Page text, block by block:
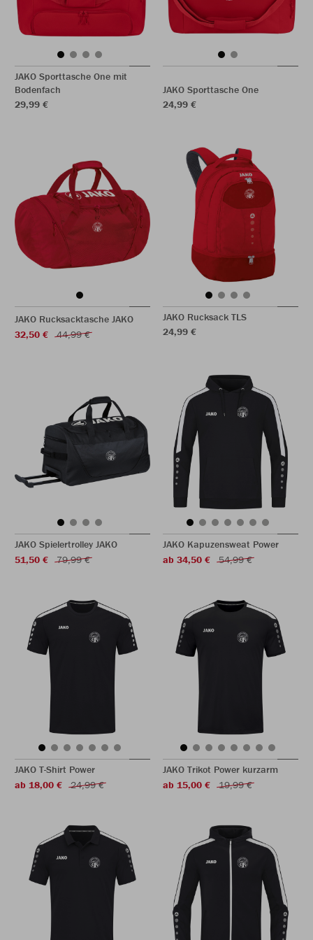
JAKO Sporttasche One mit
Bodenfach
29,99 €
JAKO Sporttasche One
24,99 €
JAKO Rucksacktasche JAKO
32,50 €
44,99 €
JAKO Rucksack TLS
24,99 €
JAKO Spielertrolley JAKO
51,50 €
79,99 €
JAKO Kapuzensweat Power
ab 34,50 €
54,99 €
JAKO T-Shirt Power
ab 18,00 €
24,99 €
JAKO Trikot Power kurzarm
ab 15,00 €
19,99 €